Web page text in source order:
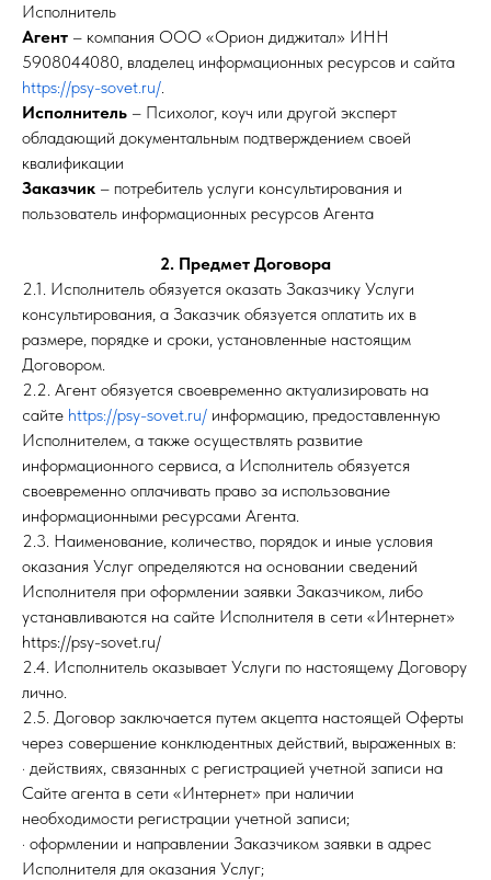
Исполнитель
Агент – компания ООО «Орион диджитал» ИНН
5908044080, владелец информационных ресурсов и сайта
https://psy-sovet.ru/.
Исполнитель – Психолог, коуч или другой эксперт
обладающий документальным подтверждением своей
квалификации
Заказчик – потребитель услуги консультирования и
пользователь информационных ресурсов Агента
2. Предмет Договора
2.1. Исполнитель обязуется оказать Заказчику Услуги
консультирования, а Заказчик обязуется оплатить их в
размере, порядке и сроки, установленные настоящим
Договором.
2.2. Агент обязуется своевременно актуализировать на
сайте https://psy-sovet.ru/ информацию, предоставленную
Исполнителем, а также осуществлять развитие
информационного сервиса, а Исполнитель обязуется
своевременно оплачивать право за использование
информационными ресурсами Агента.
2.3. Наименование, количество, порядок и иные условия
оказания Услуг определяются на основании сведений
Исполнителя при оформлении заявки Заказчиком, либо
устанавливаются на сайте Исполнителя в сети «Интернет»
https://psy-sovet.ru/
2.4. Исполнитель оказывает Услуги по настоящему Договору
лично.
2.5. Договор заключается путем акцепта настоящей Оферты
через совершение конклюдентных действий, выраженных в:
· действиях, связанных с регистрацией учетной записи на
Сайте агента в сети «Интернет» при наличии
необходимости регистрации учетной записи;
· оформлении и направлении Заказчиком заявки в адрес
Исполнителя для оказания Услуг;